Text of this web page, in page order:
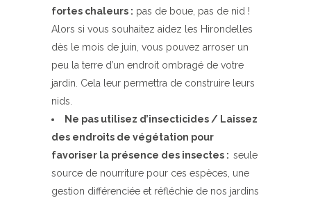
fortes chaleurs : pas de boue, pas de nid !
Alors si vous souhaitez aidez les Hirondelles
dès le mois de juin, vous pouvez arroser un
peu la terre d’un endroit ombragé de votre
jardin. Cela leur permettra de construire leurs
nids.
Ne pas utilisez d’insecticides / Laissez
des endroits de végétation pour
favoriser la présence des insectes : seule
source de nourriture pour ces espèces, une
gestion différenciée et réfléchie de nos jardins